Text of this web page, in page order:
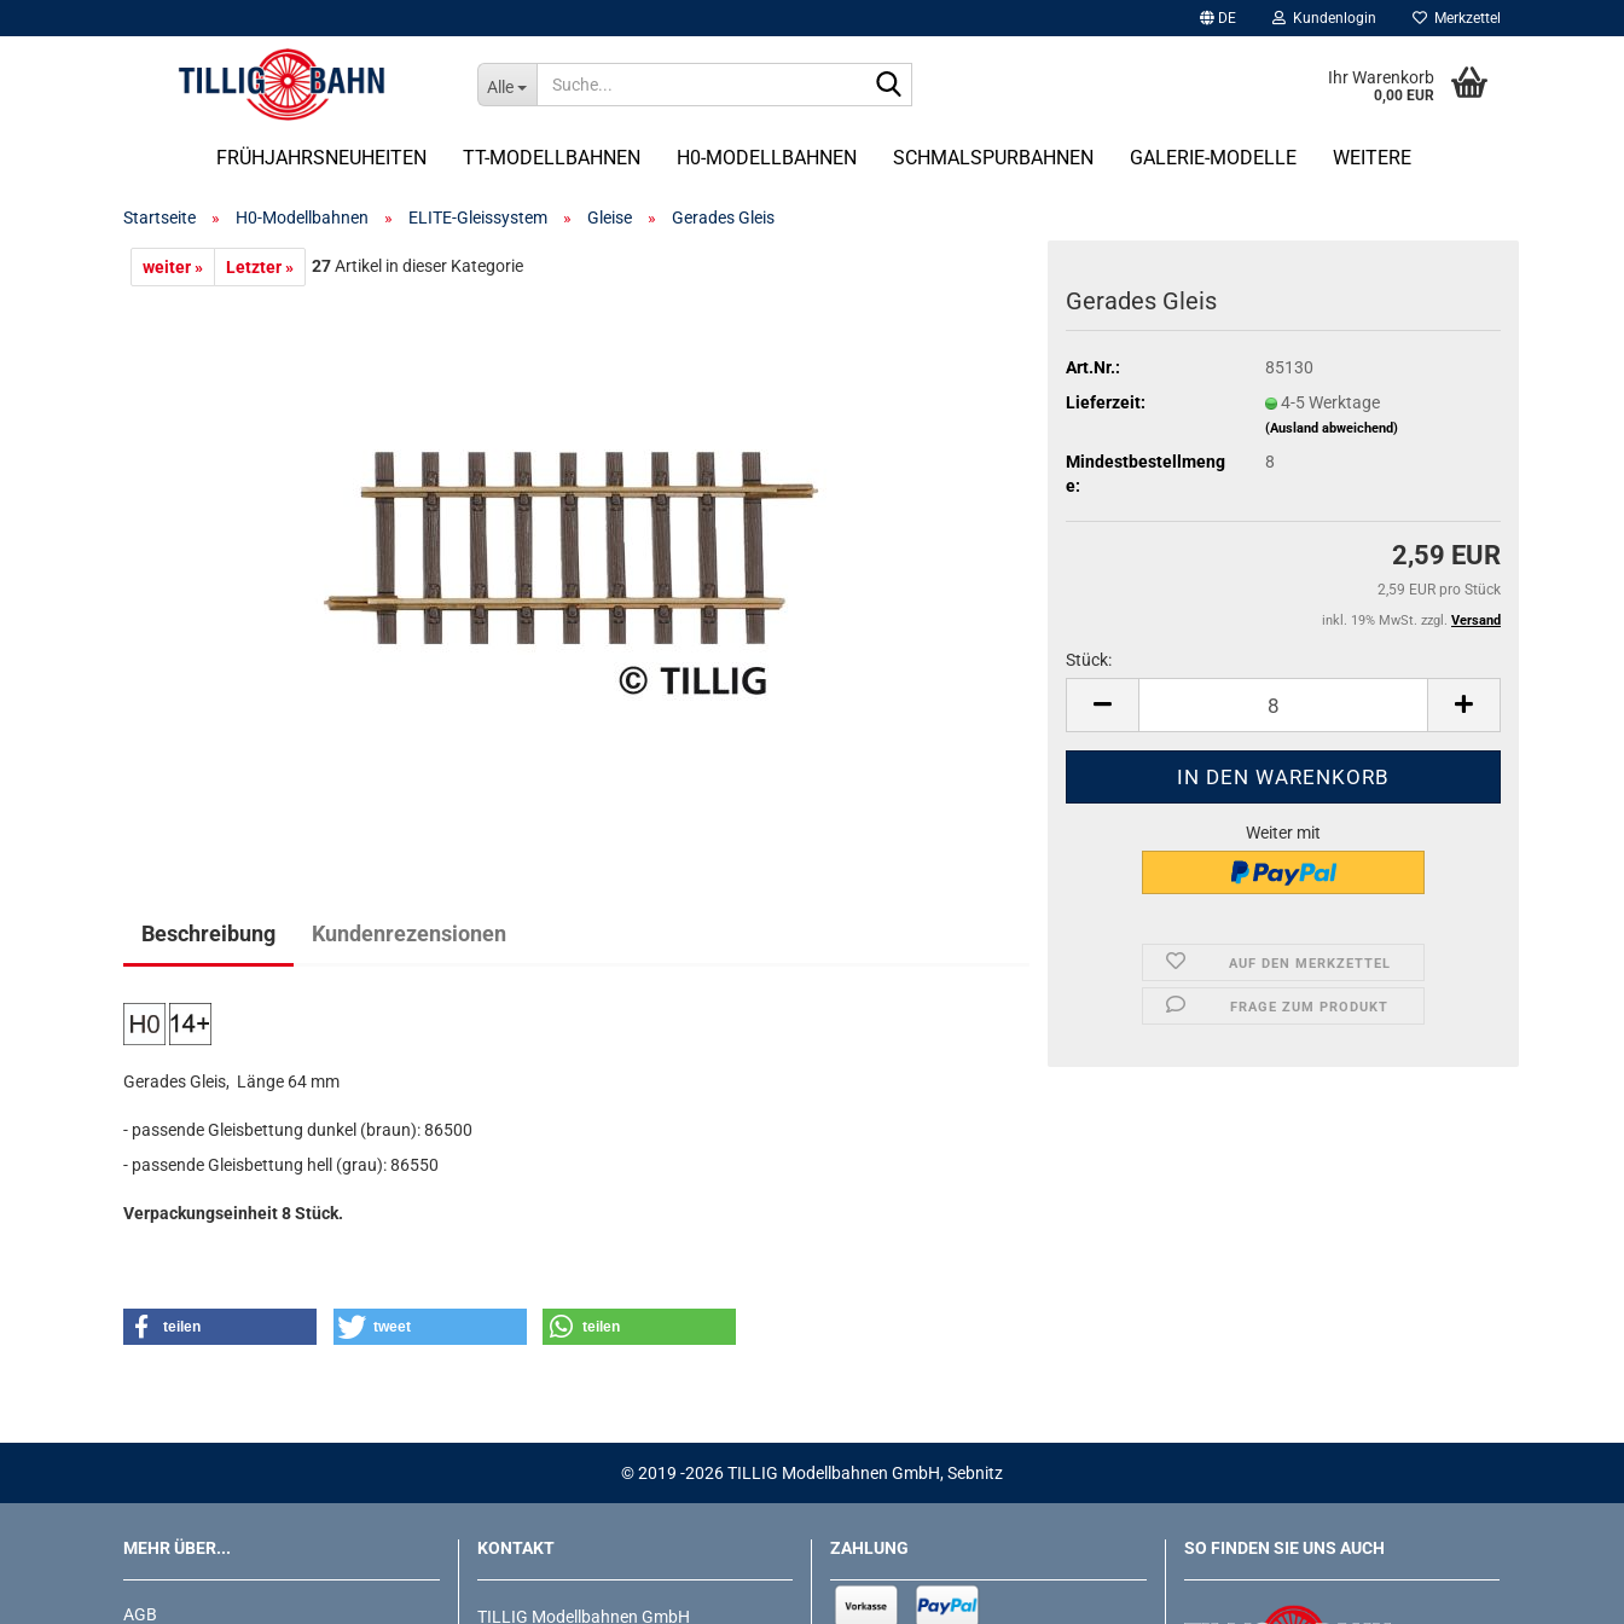
DE Kundenlogin Merkzettel
Alle Ihr Warenkorb
0,00 EUR
FRÜHJAHRSNEUHEITEN TT-MODELLBAHNEN H0-MODELLBAHNEN SCHMALSPURBAHNEN GALERIE-MODELLE WEITERE
Startseite » H0-Modellbahnen » ELITE-Gleissystem » Gleise » Gerades Gleis
weiter » Letzter » 27Artikel in dieser Kategorie
Gerades Gleis
Art.Nr.:
85130
Lieferzeit:
4-5 Werktage
(Ausland abweichend)
Mindestbestellmeng
e:
8
2,59 EUR
2,59 EUR pro Stück
inkl. 19% MwSt. zzgl. Versand
Stück:
Stück
Weiter mit
AUF DEN MERKZETTEL
FRAGE ZUM PRODUKT
Beschreibung Kundenrezensionen
Gerades Gleis, Länge 64 mm
- passende Gleisbettung dunkel (braun): 86500
- passende Gleisbettung hell (grau): 86550
Verpackungseinheit 8 Stück.
teilen tweet teilen
© 2019 -2026 TILLIG Modellbahnen GmbH, Sebnitz
MEHR ÜBER...
AGB
KONTAKT
TILLIG Modellbahnen GmbH
ZAHLUNG SO FINDEN SIE UNS AUCH